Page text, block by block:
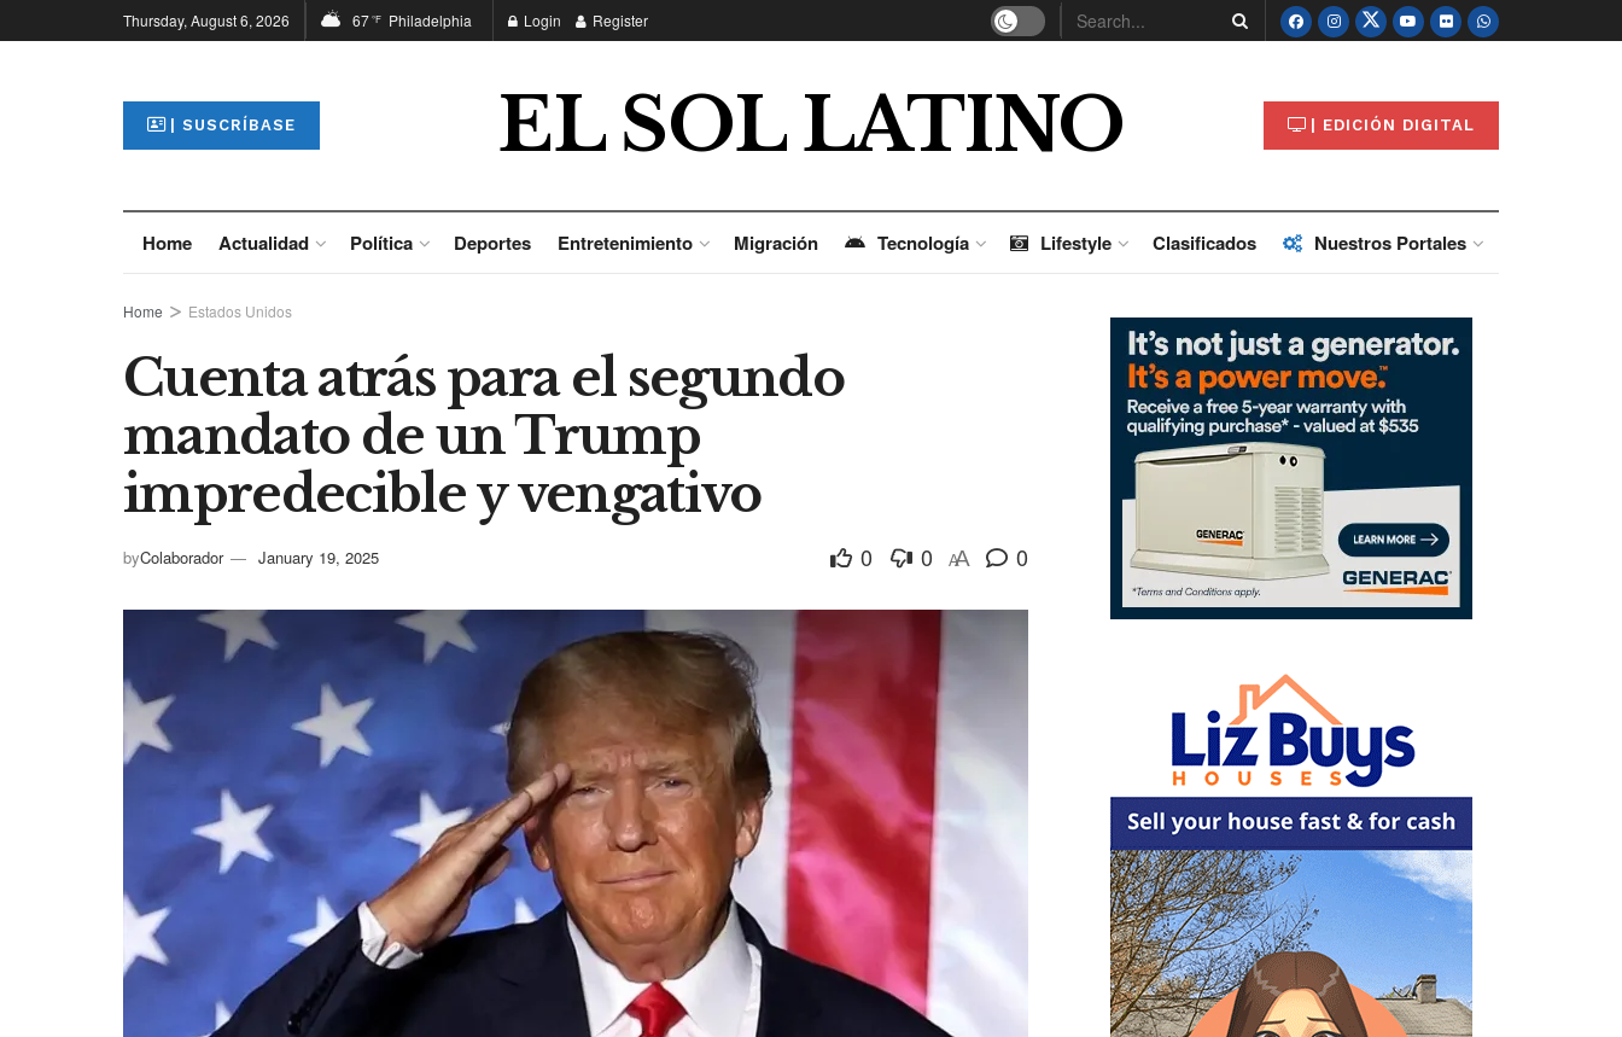
Thursday, August 6, 2026 67°F Philadelphia Login Register
| SUSCRÍBASE EL SOL LATINO | EDICIÓN DIGITAL
Home Actualidad Política Deportes Entretenimiento Migración Tecnología Lifestyle Clasificados Nuestros Portales
Home Estados Unidos
Cuenta atrás para el segundo
mandato de un Trump
impredecible y vengativo
byColaborador January 19, 2025 0 0 AA 0